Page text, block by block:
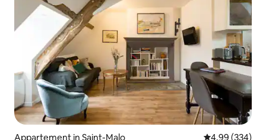
Appartement in Saint-Malo Gemiddelde
4,99 (334)